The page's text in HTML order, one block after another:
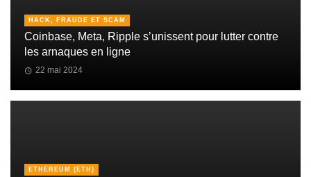
HACK, FRAUDE ET SCAM
Coinbase, Meta, Ripple s’unissent pour lutter contre
les arnaques en ligne
22 mai 2024
ETHEREUM (ETH)